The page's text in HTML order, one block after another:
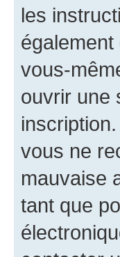
les
vous-
ouvrir une
vous ne
mauvaise
tant que